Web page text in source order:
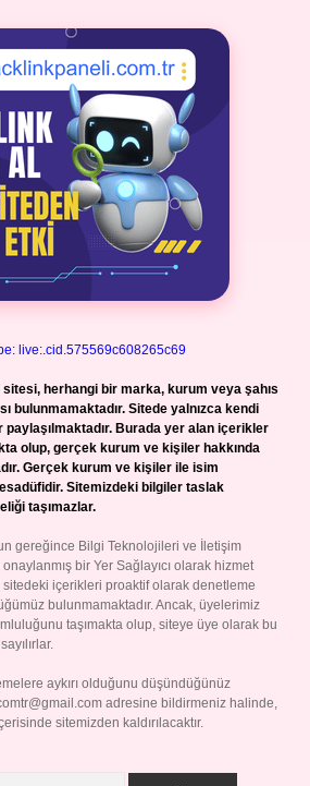
live:.cid.575569c608265c69
sitesi, herhangi bir marka, kurum veya şahıs
bulunmamaktadır. Sitede yalnızca kendi
paylaşılmaktadır. Burada yer alan içerikler
olup, gerçek kurum ve kişiler hakkında
Gerçek kurum ve kişiler ile isim
Sitemizdeki bilgiler taslak
taşımazlar.
gereğince Bilgi Teknolojileri ve İletişim
bir Yer Sağlayıcı olarak hizmet
içerikleri proaktif olarak denetleme
bulunmamaktadır. Ancak, üyelerimiz
taşımakta olup, siteye üye olarak bu
aykırı olduğunu düşündüğünüz
adresine bildirmeniz halinde,
sitemizden kaldırılacaktır.